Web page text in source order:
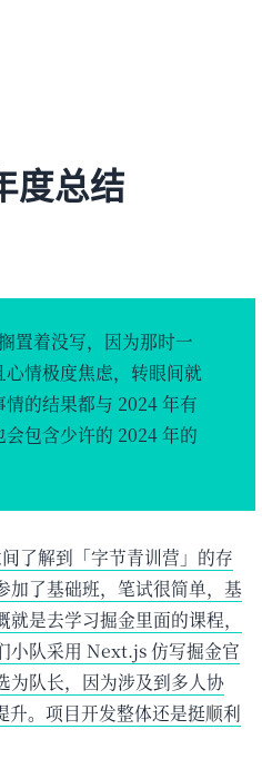
度总结
度总结
情极度焦虑，转眼间就
的结果都与 2024 年有
包含少许的 2024 年的
了解到「字节青训营」的存
加了基础班，笔试很简单，基
是去学习掘金里面的课程，
小队采用 Next.js 仿写掘金官
为队长，因为涉及到多人协
。项目开发整体还是挺顺利